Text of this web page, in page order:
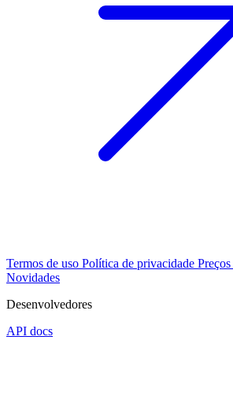
Termos de uso Política de privacidade Preços
Novidades
Desenvolvedores
API docs